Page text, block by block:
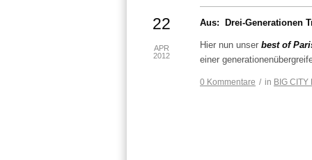
22
APR
2012
Aus: Drei-Generationen
Hier nun unser best of
einer
0 Kommentare / in BIG CITY